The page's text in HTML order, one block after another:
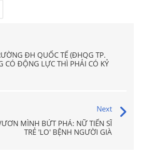
ĐH QUỐC TẾ (ĐHQG TP.
CÓ ĐỘNG LỰC THÌ PHẢI CÓ KỶ
Next
MÌNH BỨT PHÁ: NỮ TIẾN SĨ
TRẺ 'LO' BỆNH NGƯỜI GIÀ